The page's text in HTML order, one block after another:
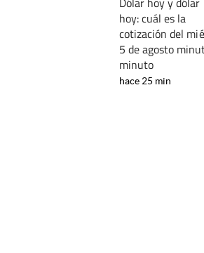
hoy: cuál es la
cotización del
5 de agosto
minuto
hace 25 min